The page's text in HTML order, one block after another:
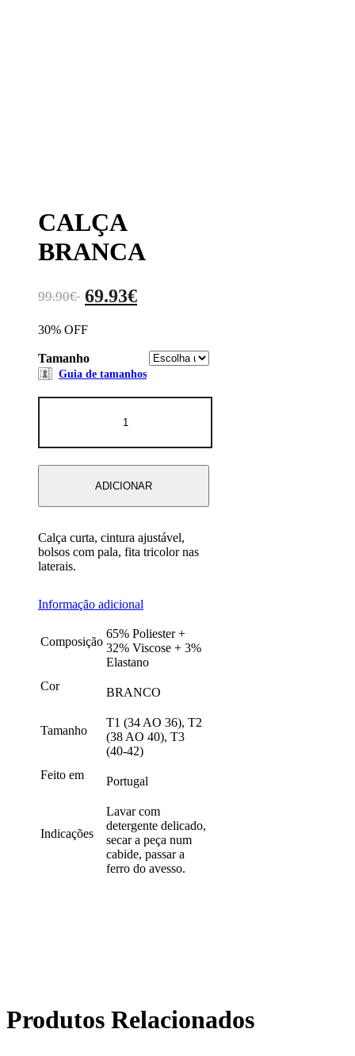
CALÇA
BRANCA
99.90€ 69.93€
30% OFF
Tamanho
Guia de tamanhos
de
BRANCA
ADICIONAR
Calça curta, cintura ajustável,
bolsos com pala, fita tricolor nas
laterais.
Informação adicional
Composição
65% Poliester +
32% Viscose + 3%
Elastano
Cor
BRANCO
Tamanho
T1 (34 AO 36), T2
(38 AO 40), T3
(40-42)
Feito em
Portugal
Indicações
Lavar com
detergente delicado,
secar a peça num
cabide, passar a
ferro do avesso.
Produtos Relacionados